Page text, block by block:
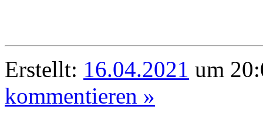
Erstellt: 16.04.2021 um
kommentieren »